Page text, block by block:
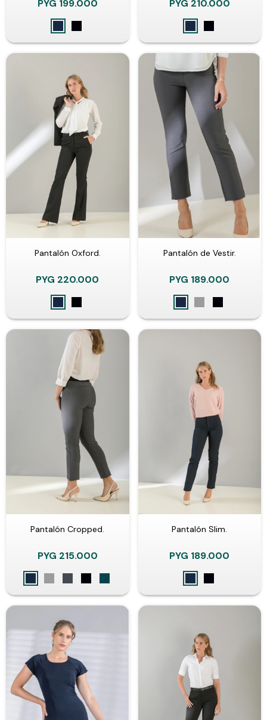
PYG 199.000 PYG 210.000
Pantalón Oxford.
PYG 220.000
Pantalón de Vestir.
PYG 189.000
Pantalón Cropped.
PYG 215.000
Pantalón Slim.
PYG 189.000